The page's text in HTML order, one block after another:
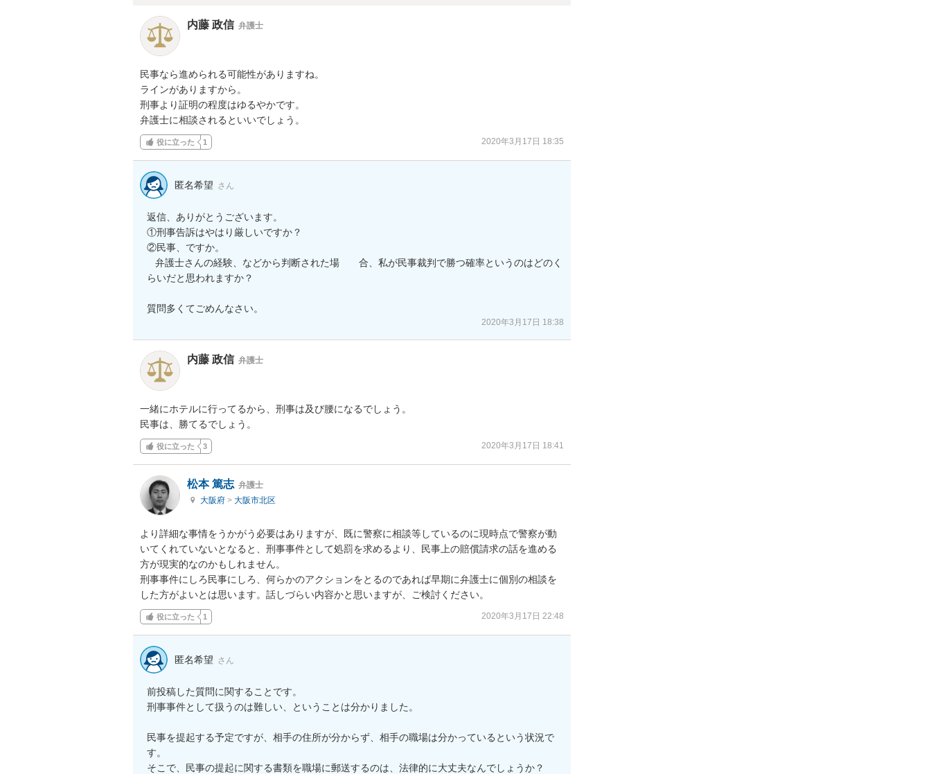
内藤 政信 弁護士
民事なら進められる可能性がありますね。
ラインがありますから。
刑事より証明の程度はゆるやかです。
弁護士に相談されるといいでしょう。
役に立った 1 2020年3月17日 18:35
匿名希望 さん
返信、ありがとうございます。
①刑事告訴はやはり厳しいですか？
②民事、ですか。
らいだと思われますか？
質問多くてごめんなさい。
2020年3月17日 18:38
内藤 政信 弁護士
一緒にホテルに行ってるから、刑事は及び腰になるでしょう。
民事は、勝てるでしょう。
役に立った 3 2020年3月17日 18:41
松本 篤志 弁護士
大阪府 > 大阪市北区
より詳細な事情をうかがう必要はありますが、既に警察に相談等しているのに現時点で警察が動
いてくれていないとなると、刑事事件として処罰を求めるより、民事上の賠償請求の話を進める
方が現実的なのかもしれません。
刑事事件にしろ民事にしろ、何らかのアクションをとるのであれば早期に弁護士に個別の相談を
した方がよいとは思います。話しづらい内容かと思いますが、ご検討ください。
役に立った 1 2020年3月17日 22:48
匿名希望 さん
前投稿した質問に関することです。
刑事事件として扱うのは難しい、ということは分かりました。
民事を提起する予定ですが、相手の住所が分からず、相手の職場は分かっているという状況で
す。
そこで、民事の提起に関する書類を職場に郵送するのは、法律的に大丈夫なんでしょうか？